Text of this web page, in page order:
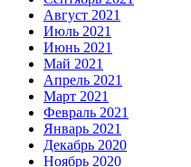
Август 2021
Июль 2021
Июнь 2021
Май 2021
Апрель 2021
Март 2021
Февраль 2021
Январь 2021
Декабрь 2020
Ноябрь 2020